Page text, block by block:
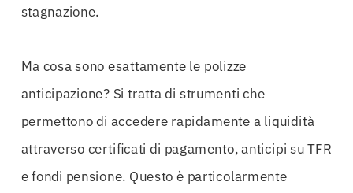
stagnazione.
Ma cosa sono esattamente le polizze
anticipazione? Si tratta di strumenti che
permettono di accedere rapidamente a liquidità
attraverso certificati di pagamento, anticipi su TFR
e fondi pensione. Questo è particolarmente